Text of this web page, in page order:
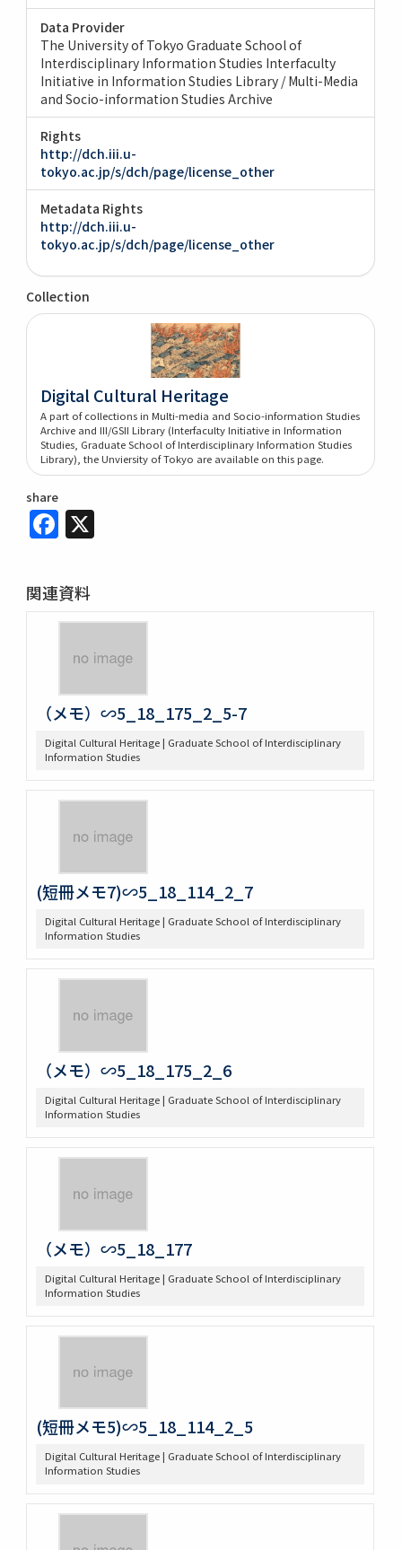
Data Provider
The University of Tokyo Graduate School of
Interdisciplinary Information Studies Interfaculty
Initiative in Information Studies Library / Multi-Media
and Socio-information Studies Archive
Rights
http://dch.iii.u-
tokyo.ac.jp/s/dch/page/license_other
Metadata Rights
http://dch.iii.u-
tokyo.ac.jp/s/dch/page/license_other
Collection
Digital Cultural Heritage
A part of collections in Multi-media and Socio-information Studies
Archive and III/GSII Library (Interfaculty Initiative in Information
Studies, Graduate School of Interdisciplinary Information Studies
Library), the Unviersity of Tokyo are available on this page.
share
Facebook
関連資料
（メモ）∽5_18_175_2_5-7
Digital Cultural Heritage | Graduate School of Interdisciplinary
Information Studies
(短冊メモ7)∽5_18_114_2_7
Digital Cultural Heritage | Graduate School of Interdisciplinary
Information Studies
（メモ）∽5_18_175_2_6
Digital Cultural Heritage | Graduate School of Interdisciplinary
Information Studies
（メモ）∽5_18_177
Digital Cultural Heritage | Graduate School of Interdisciplinary
Information Studies
(短冊メモ5)∽5_18_114_2_5
Digital Cultural Heritage | Graduate School of Interdisciplinary
Information Studies